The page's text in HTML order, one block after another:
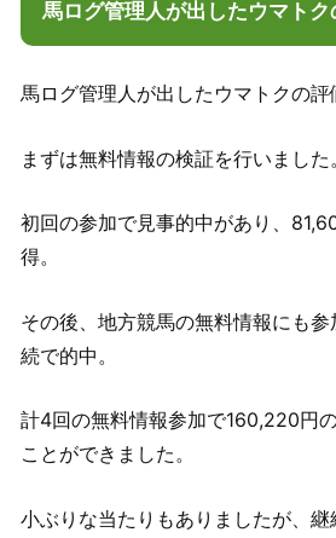
馬ログ管理人が出したウマトク
馬ログ管理人が出したウマトクの評
まずは無料情報の検証を行いました。
初回の参加で見事的中があり、
得。
その後、地方競馬の無料情報にも
続で的中。
計4回の無料情報参加で160,220円
ことができました。
小ぶりな当たりもありましたが、継